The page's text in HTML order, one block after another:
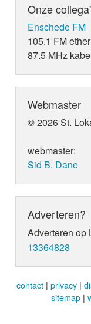
Onze
Enschede FM
105.1 FM ether
87.5 MHz
Webmaster
© 2026 St.
webmaster:
Sid B. Dane
Adverteren?
Adverteren op
13364828
contact | privacy |
sitemap |